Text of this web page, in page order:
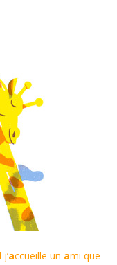
accueille un ami que